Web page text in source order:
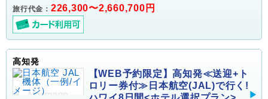
旅行代金： 226,300〜2,660,700円
高知発
【WEB予約限定】高知発≪送迎+ト
ロリー券付≫日本航空(JAL)で行く!